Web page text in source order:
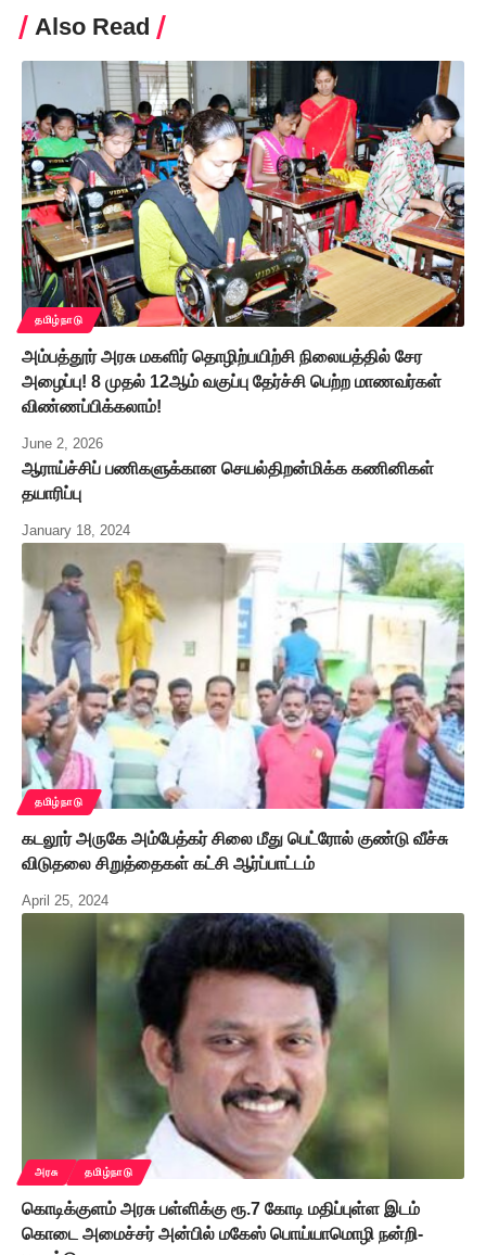
Also Read
தமிழ்நாடு
அம்பத்தூர் அரசு மகளிர் தொழிற்பயிற்சி நிலையத்தில் சேர
அழைப்பு! 8 முதல் 12ஆம் வகுப்பு தேர்ச்சி பெற்ற மாணவர்கள்
விண்ணப்பிக்கலாம்!
June 2, 2026
ஆராய்ச்சிப் பணிகளுக்கான செயல்திறன்மிக்க கணினிகள்
தயாரிப்பு
January 18, 2024
தமிழ்நாடு
கடலூர் அருகே அம்பேத்கர் சிலை மீது பெட்ரோல் குண்டு வீச்சு
விடுதலை சிறுத்தைகள் கட்சி ஆர்ப்பாட்டம்
April 25, 2024
அரசு தமிழ்நாடு
கொடிக்குளம் அரசு பள்ளிக்கு ரூ.7 கோடி மதிப்புள்ள இடம்
கொடை அமைச்சர் அன்பில் மகேஸ் பொய்யாமொழி நன்றி-